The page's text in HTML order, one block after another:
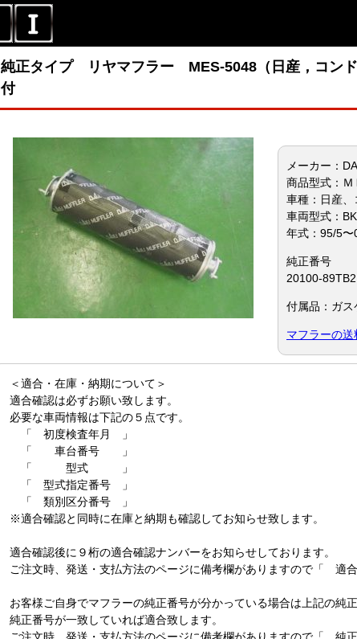
純正タイプ リヤマフラー MES-5048（日産，コン
付
メーカー：
商品型式：Ｍ
車種：日産、
車両型式：
年式：95/5〜
純正番号
20100-89TB2
付属品：ガス
マフラーの
＜適合・在庫・納期について＞
適合確認は必ずお願い致します。
必要な車両情報は下記の５点です。
「 初度検査年月 」
「 車台番号 」
「 型式 」
「 型式指定番号 」
「 類別区分番号 」
※適合確認と同時に在庫と納期も確認してお知らせ致します。
適合確認後に９桁の適合確認ナンバーをお知らせしております。
ご注文時、発送・支払方法のページに備考欄がありますので「 適
お客様ご自身でマフラーの純正番号が分かっている場合は上記の純
純正番号が一致していれば適合致します。